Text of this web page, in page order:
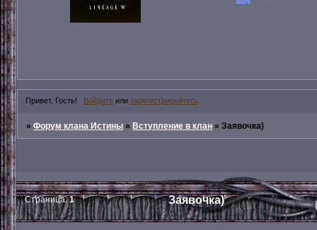
Привет, Гость! Войдитеили зарегистрируйтесь
»Форум клана Истины »Вступление в клан »Заявочка)
Заявочка)
Страница:1